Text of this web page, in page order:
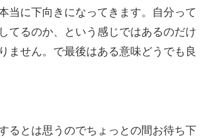
当に下向きになってきます。自分って
てるのか、という感じではあるのだけ
ません。で最後はある意味どうでも良
るとは思うのでちょっとの間お待ち下